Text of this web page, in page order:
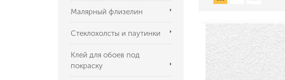
Малярный флизелин
Стеклохолсты и паутинки
Клей для обоев под
покраску